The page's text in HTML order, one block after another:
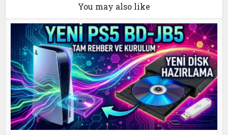
You may also like